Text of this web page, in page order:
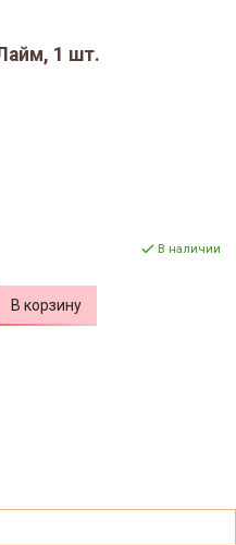
1 шт.
В наличии
В корзину